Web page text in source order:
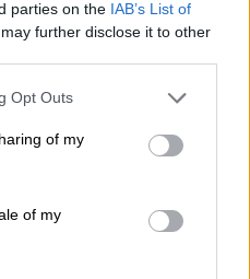
parties on the IAB’s List of
further disclose it to other
uses one or more Google
behaviour. You may click to
and its third-party tags to
purposes in below Google
Opt Outs
of my
of my